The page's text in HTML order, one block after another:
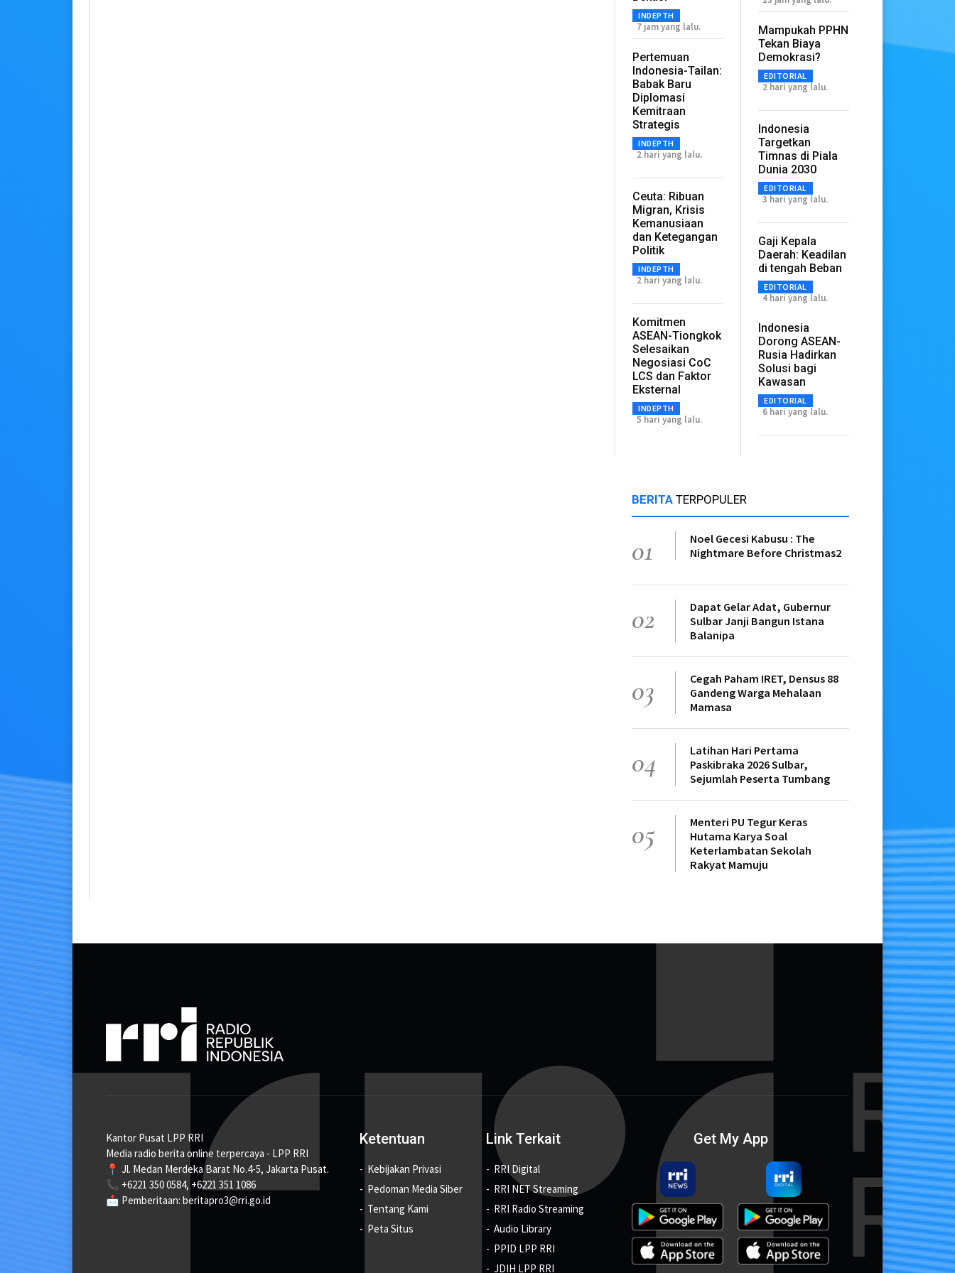
INDEPTH
7 jam yang lalu.
Pertemuan
Indonesia-Tailan:
Babak Baru
Diplomasi
Kemitraan
Strategis
INDEPTH
2 hari yang lalu.
Ceuta: Ribuan
Migran, Krisis
Kemanusiaan
dan Ketegangan
Politik
INDEPTH
2 hari yang lalu.
Komitmen
ASEAN-Tiongkok
Selesaikan
Negosiasi CoC
LCS dan Faktor
Eksternal
INDEPTH
5 hari yang lalu.
Mampukah PPHN
Tekan Biaya
Demokrasi?
EDITORIAL
2 hari yang lalu.
Indonesia
Targetkan
Timnas di Piala
Dunia 2030
EDITORIAL
3 hari yang lalu.
Gaji Kepala
Daerah: Keadilan
di tengah Beban
EDITORIAL
4 hari yang lalu.
Indonesia
Dorong ASEAN-
Rusia Hadirkan
Solusi bagi
Kawasan
EDITORIAL
6 hari yang lalu.
BERITATERPOPULER
01
Noel Gecesi Kabusu : The
Nightmare Before Christmas2
02
Dapat Gelar Adat, Gubernur
Sulbar Janji Bangun Istana
Balanipa
03
Cegah Paham IRET, Densus 88
Gandeng Warga Mehalaan
Mamasa
04
Latihan Hari Pertama
Paskibraka 2026 Sulbar,
Sejumlah Peserta Tumbang
05
Menteri PU Tegur Keras
Hutama Karya Soal
Keterlambatan Sekolah
Rakyat Mamuju
Kantor Pusat LPP RRI
Media radio berita online terpercaya - LPP RRI
📍 Jl. Medan Merdeka Barat No.4-5, Jakarta Pusat.
📞 +6221 350 0584, +6221 351 1086
📩 Pemberitaan: beritapro3@rri.go.id
Ketentuan
Kebijakan Privasi
Pedoman Media Siber
Tentang Kami
Peta Situs
Link Terkait
RRI Digital
RRI NET Streaming
RRI Radio Streaming
Audio Library
PPID LPP RRI
JDIH LPP RRI
Get My App